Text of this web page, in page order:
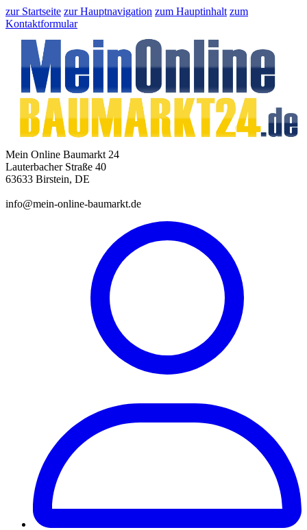
zur Startseite zur Hauptnavigation zum Hauptinhalt zum
Kontaktformular
Mein Online Baumarkt 24
Lauterbacher Straße 40
63633 Birstein, DE
info@mein-online-baumarkt.de